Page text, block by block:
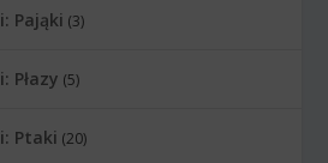
Pająki (3)
Płazy (5)
Ptaki (20)